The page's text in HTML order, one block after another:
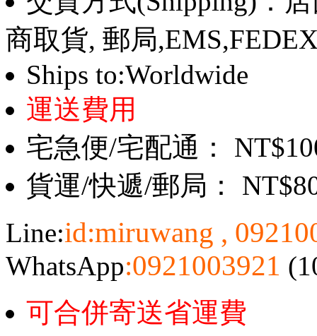
商取貨, 郵局
Ships to:Worldwide
運送費用
宅急便/宅配通：
貨運/快遞/郵局：
Line:id:miruwang ,
WhatsApp:0921003921
可合併寄送省運費